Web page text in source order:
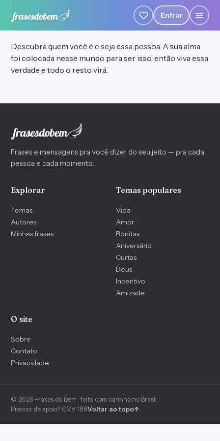
Entrar
Descubra quem você é e seja essa pessoa. A sua alma
foi colocada nesse mundo para ser isso, então viva essa
verdade e todo o resto virá.
Frases e mensagens pra você dizer do seu jeito — pra cada
pessoa e cada momento.
Explorar
Temas
Autores
Minhas frases
Temas populares
Vida
Amor
Bonitas
Aniversário
Curtas
Deus
Incentivo
Amizade
O site
Sobre
Contato
Privacidade
© 2026 Frases do Bem · feito com carinho no Brasil
Precisa de apoio? CVV 188Voltar ao topo↑